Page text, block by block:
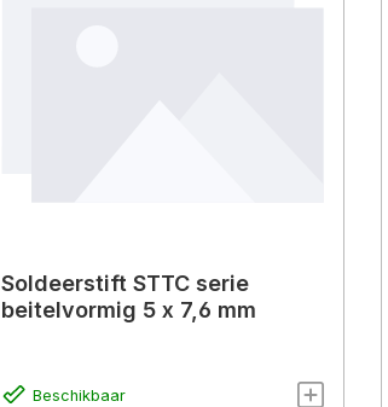
Soldeerstift STTC serie
beitelvormig 5 x 7,6 mm
Beschikbaar